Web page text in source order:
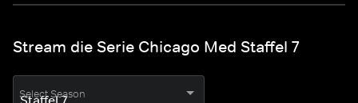
Stream die Serie Chicago Med Staffel 7
Select Season